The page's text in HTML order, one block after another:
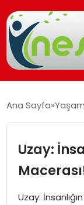
GÜNCEL
YAŞAM
Ana Sayfa Yaşam
Uzay:
Uzay: